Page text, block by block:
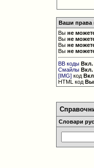
Ваши права
Выне
Выне
Выне
Выне
BB коды Вкл.
Смайлы Вкл.
[IMG] код
HTML код
Словари